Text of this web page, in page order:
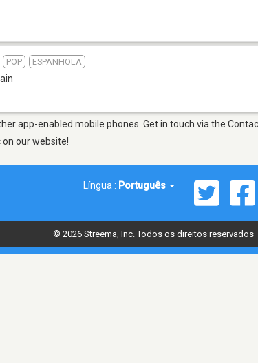
POP ESPANHOLA
app-enabled mobile phones. Get in touch via the
our website!
Língua : Português
© 2026 Streema, Inc. Todos os direitos reservados